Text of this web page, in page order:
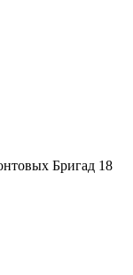
Бригад 18